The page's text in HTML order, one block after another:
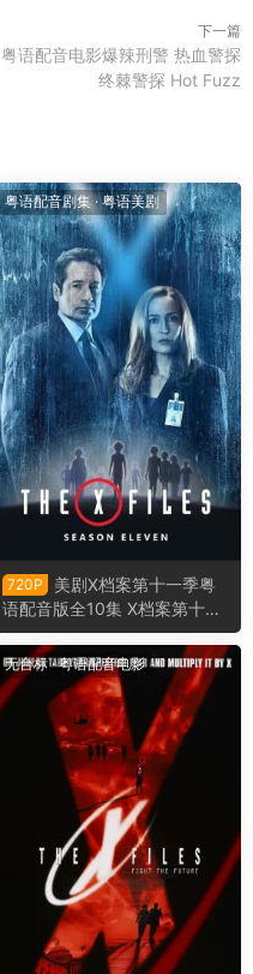
下一篇
粤语配音电影爆辣刑警 热血警探
终棘警探 Hot Fuzz
粤语配音剧集·粤语美剧
720P
美剧X档案第十一季粤
语配音版全10集 X档案第十一
季粤语版
无台标·粤语配音电影